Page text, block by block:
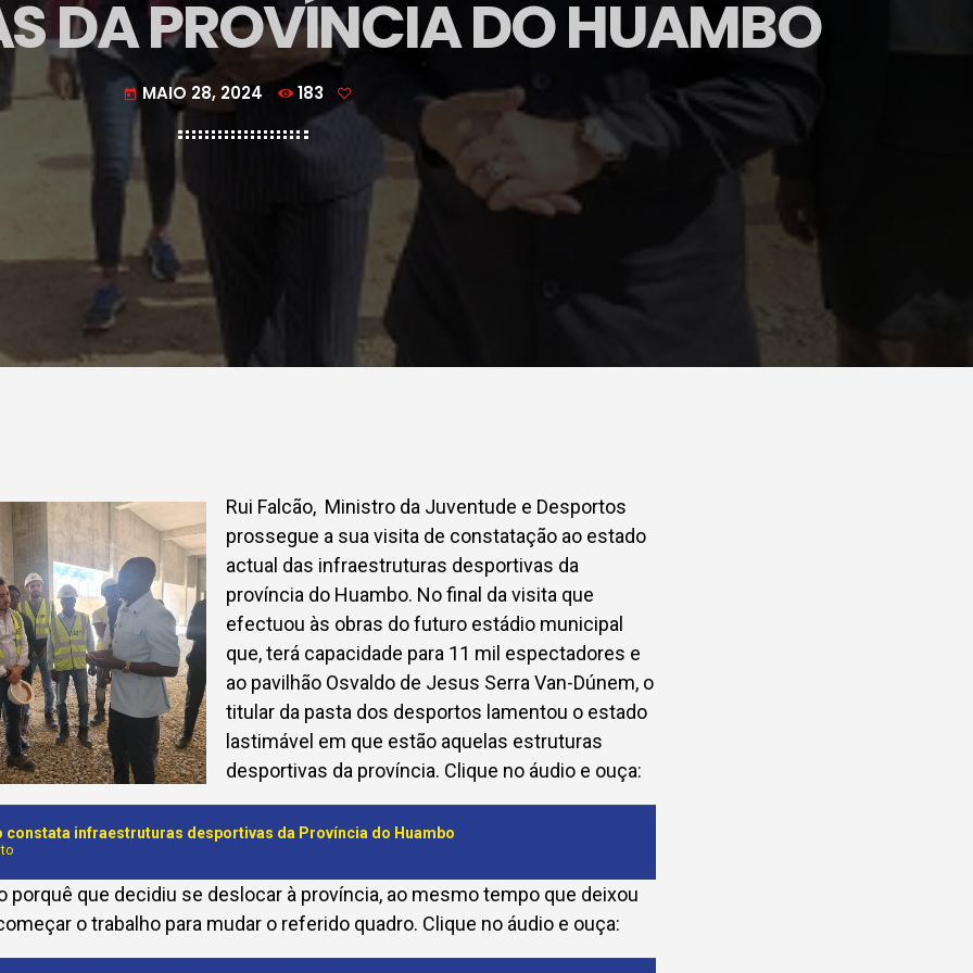
DA PROVÍNCIA DO HUAMBO
today MAIO 28, 2024 183
Rui Falcão, Ministro da Juventude e Desportos
prossegue a sua visita de constatação ao estado
actual das infraestruturas desportivas da
província do Huambo. No final da visita que
efectuou às obras do futuro estádio municipal
que, terá capacidade para 11 mil espectadores e
ao pavilhão Osvaldo de Jesus Serra Van-Dúnem, o
titular da pasta dos desportos lamentou o estado
lastimável em que estão aquelas estruturas
desportivas da província. Clique no áudio e ouça:
constata infraestruturas desportivas da Província do Huambo
porquê que decidiu se deslocar à província, ao mesmo tempo que deixou
o trabalho para mudar o referido quadro. Clique no áudio e ouça: